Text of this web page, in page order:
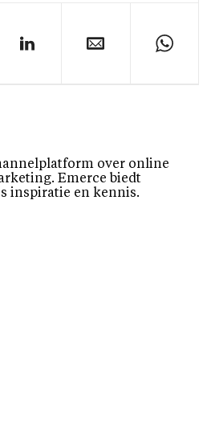
over online
Emerce biedt
inspiratie en kennis.